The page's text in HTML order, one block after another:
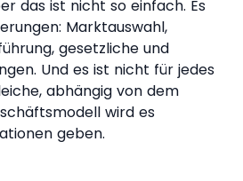
das ist nicht so einfach. Es
Marktauswahl,
gesetzliche und
Und es ist nicht für jedes
abhängig von dem
wird es
geben.